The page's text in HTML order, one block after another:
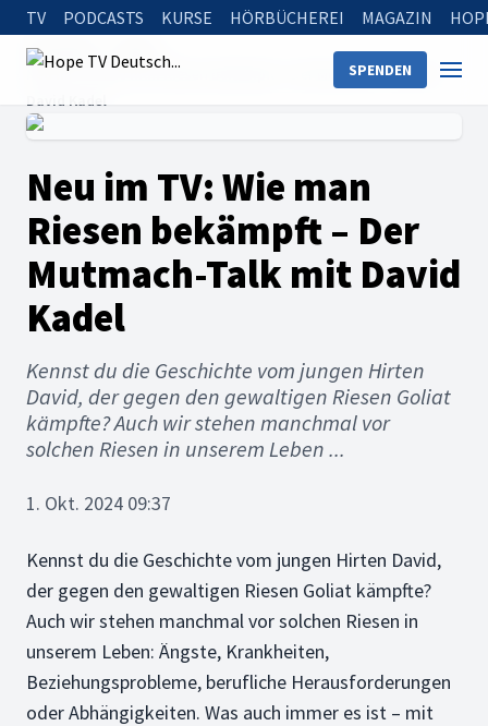
TV PODCASTS KURSE HÖRBÜCHEREI MAGAZIN
SPENDEN
Startseite
Neu im TV: Wie man Riesen bekämpft – Der Mutmach-Talk mit
David Kadel
Neu im TV: Wie man
Riesen bekämpft – Der
Mutmach-Talk mit David
Kadel
Kennst du die Geschichte vom jungen Hirten
David, der gegen den gewaltigen Riesen Goliat
kämpfte? Auch wir stehen manchmal vor
solchen Riesen in unserem Leben ...
1. Okt. 2024 09:37
Kennst du die Geschichte vom jungen Hirten David,
der gegen den gewaltigen Riesen Goliat kämpfte?
Auch wir stehen manchmal vor solchen Riesen in
unserem Leben: Ängste, Krankheiten,
Beziehungsprobleme, berufliche Herausforderungen
oder Abhängigkeiten. Was auch immer es ist – mit